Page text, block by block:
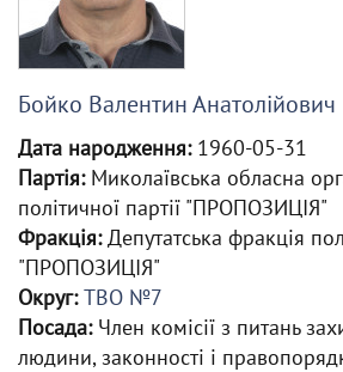
Бойко Валентин Анатолійович
Дата народження: 1960-05-31
Партія: Миколаївська обласна
політичної партії "ПРОПОЗИЦІЯ"
Фракція:Депутатська фракція
"ПРОПОЗИЦІЯ"
Округ:ТВО №7
Посада: Член комісії з питань
людини, законності і